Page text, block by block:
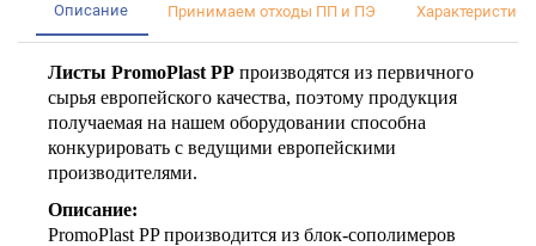
Описание Принимаем отходы ПП и ПЭ Характеристики
Листы PromoPlast PP производятся из первичного
сырья европейского качества, поэтому продукция
получаемая на нашем оборудовании способна
конкурировать с ведущими европейскими
производителями.
Описание:
PromoPlast PP производится из блок-сополимеров